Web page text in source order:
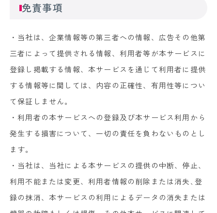
免責事項
・当社は、企業情報等の第三者への情報、広告その他第
三者によって提供される情報、利用者等が本サービスに
登録し掲載する情報、本サービスを通じて利用者に提供
する情報等に関しては、内容の正確性、有用性等につい
て保証しません。
・利用者の本サービスへの登録及び本サービス利用から
発生する損害について、一切の責任を負わないものとし
ます。
・当社は、当社による本サービスの提供の中断、停止、
利用不能または変更、利用者情報の削除または消失､登
録の抹消、本サービスの利用によるデータの消失または